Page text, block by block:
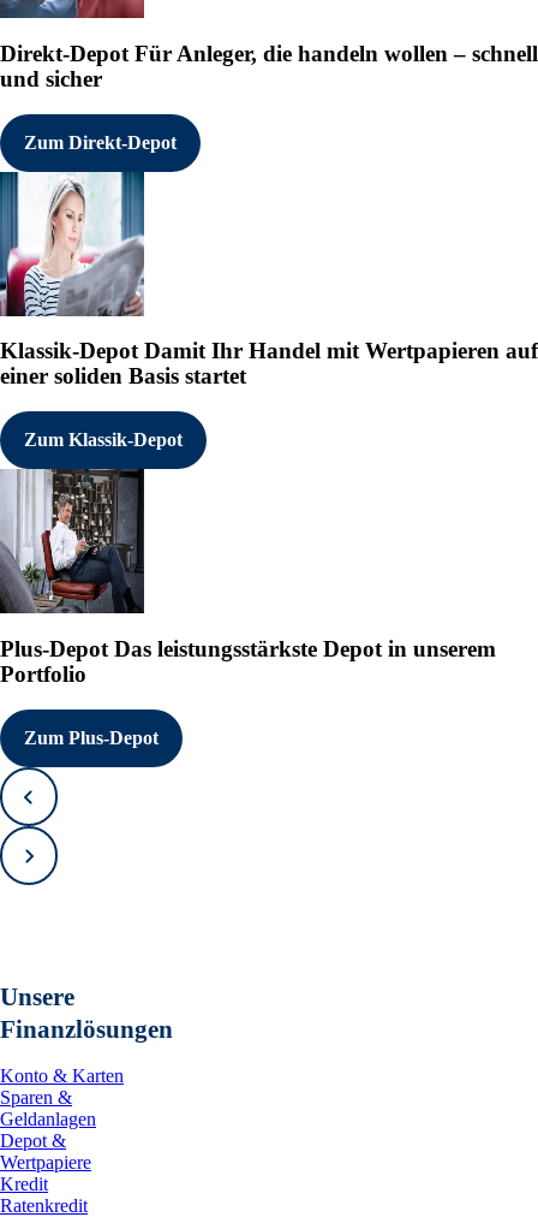
Direkt-Depot Für Anleger, die handeln wollen – schnell
und sicher
Zum Direkt-Depot
Klassik-DepotDamit Ihr Handel mit Wertpapieren auf
einer soliden Basis startet
Zum Klassik-Depot
Plus-Depot Das leistungsstärkste Depot in unserem
Portfolio
Zum Plus-Depot
Zurück
Vorwärts
Unsere
Finanzlösungen
Konto & Karten
Sparen &
Geldanlagen
Depot &
Wertpapiere
Kredit
Ratenkredit